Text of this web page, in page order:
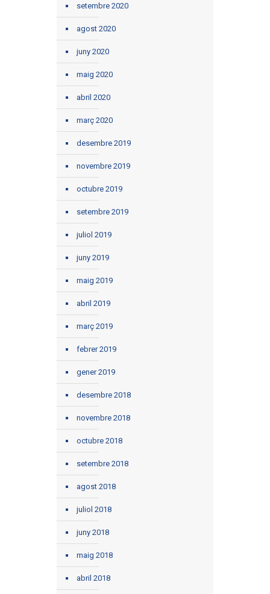
setembre 2020
agost 2020
juny 2020
maig 2020
abril 2020
març 2020
desembre 2019
novembre 2019
octubre 2019
setembre 2019
juliol 2019
juny 2019
maig 2019
abril 2019
març 2019
febrer 2019
gener 2019
desembre 2018
novembre 2018
octubre 2018
setembre 2018
agost 2018
juliol 2018
juny 2018
maig 2018
abril 2018